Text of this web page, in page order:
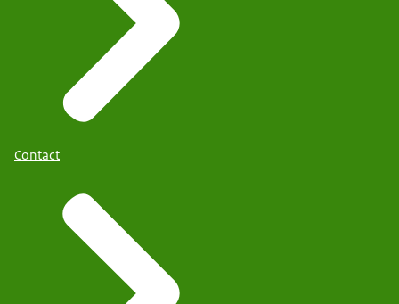
Contact